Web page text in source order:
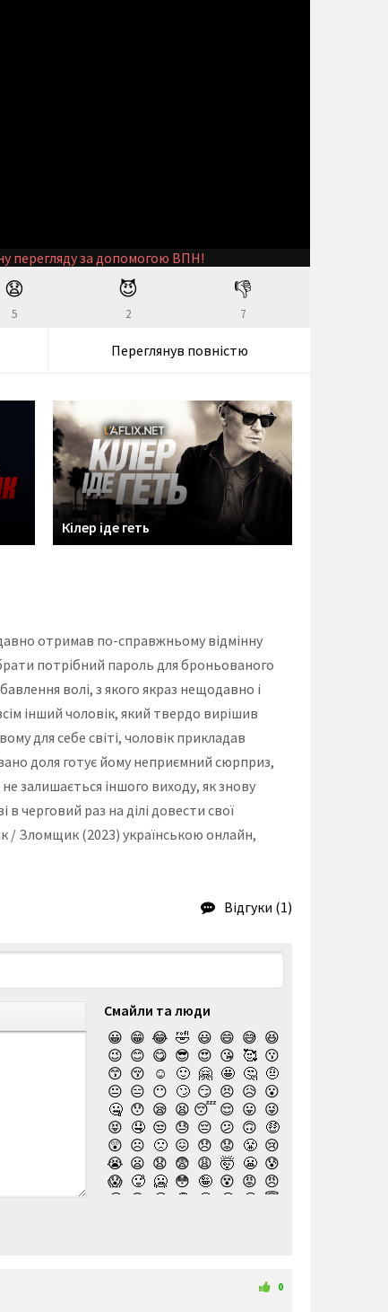
перегляду за допомогою ВПН!
😧
5
😈
2
👎
7
Переглянув повністю
Кілер іде геть
отримав по-справжньому відмінну
потрібний пароль для броньованого
волі, з якого якраз нещодавно і
інший чоловік, який твердо вирішив
для себе світі, чоловік прикладав
доля готує йому неприємний сюрприз,
залишається іншого виходу, як знову
черговий раз на ділі довести свої
/ Зломщик (2023) українською онлайн,
Відгуки (1)
Смайли та люди
😀 😁 😂 🤣 😃 😄 😅 😆
😉 😊 😋 😎 😍 😘 🥰 😗
😙 😚 ☺️ 🙂 🤗 🤩 🤔 🤨
😐 😑 😶 🙄 😏 😣 😥 😮
🤐 😯 😪 😫 😴 😌 😛 😜
😝 🤤 😒 😓 😔 😕 🙃 🤑
😲 ☹️ 🙁 😖 😞 😟 😤 😢
😭 😦 😧 😨 😩 🤯 😬 😰
😱 🥵 🥶 😳 🤪 😵 😡 😠
🤬
😷 🤒 🤕 🤢 🤮 🤧 😇
🙉0